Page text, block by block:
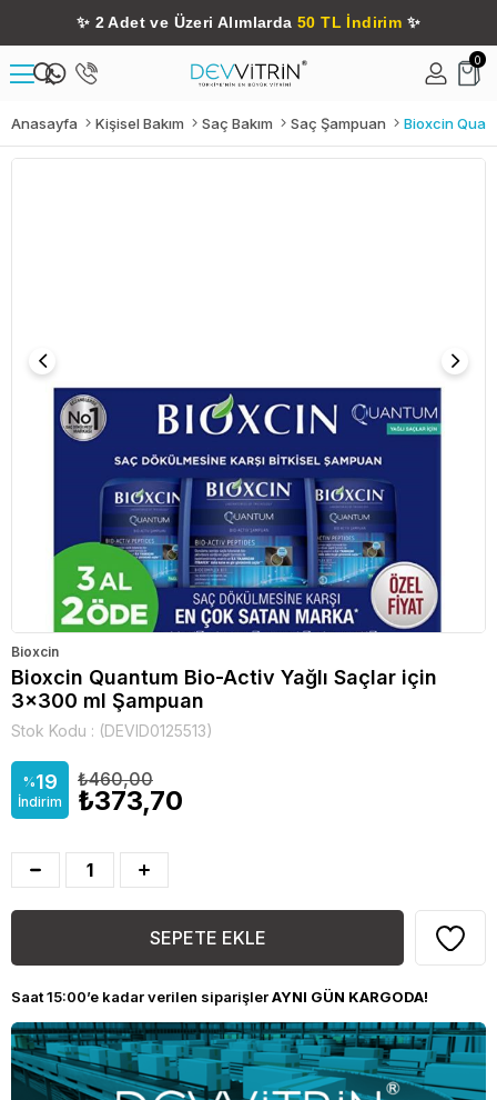
✨ 2 Adet ve Üzeri Alımlarda 50 TL İndirim ✨
0
Anasayfa Kişisel Bakım Saç Bakım Saç Şampuan
Bioxcin
Bioxcin Quantum Bio-Activ Yağlı Saçlar için
3x300 ml Şampuan
Stok Kodu (DEVID0125513)
%19
İndirim
₺460,00
₺373,70
Saat 15:00’e kadar verilen siparişlerAYNI GÜN KARGODA!